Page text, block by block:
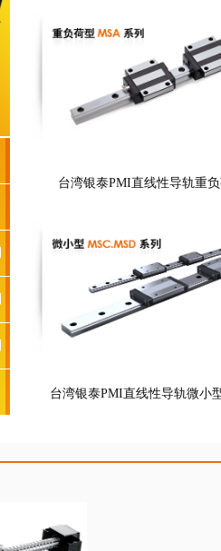
台湾银泰PMI直线性导轨重
台湾银泰PMI直线性导轨微小